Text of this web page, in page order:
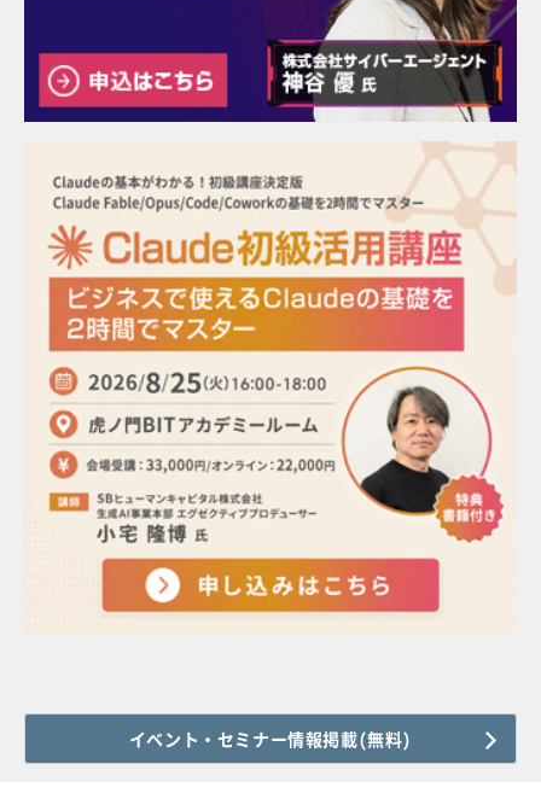
イベント・セミナー情報掲載(無料)